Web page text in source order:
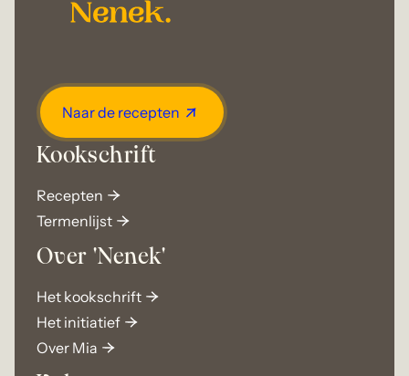
Naar de recepten
Kookschrift
Recepten
Termenlijst
Over 'Nenek'
Het kookschrift
Het initiatief
Over Mia